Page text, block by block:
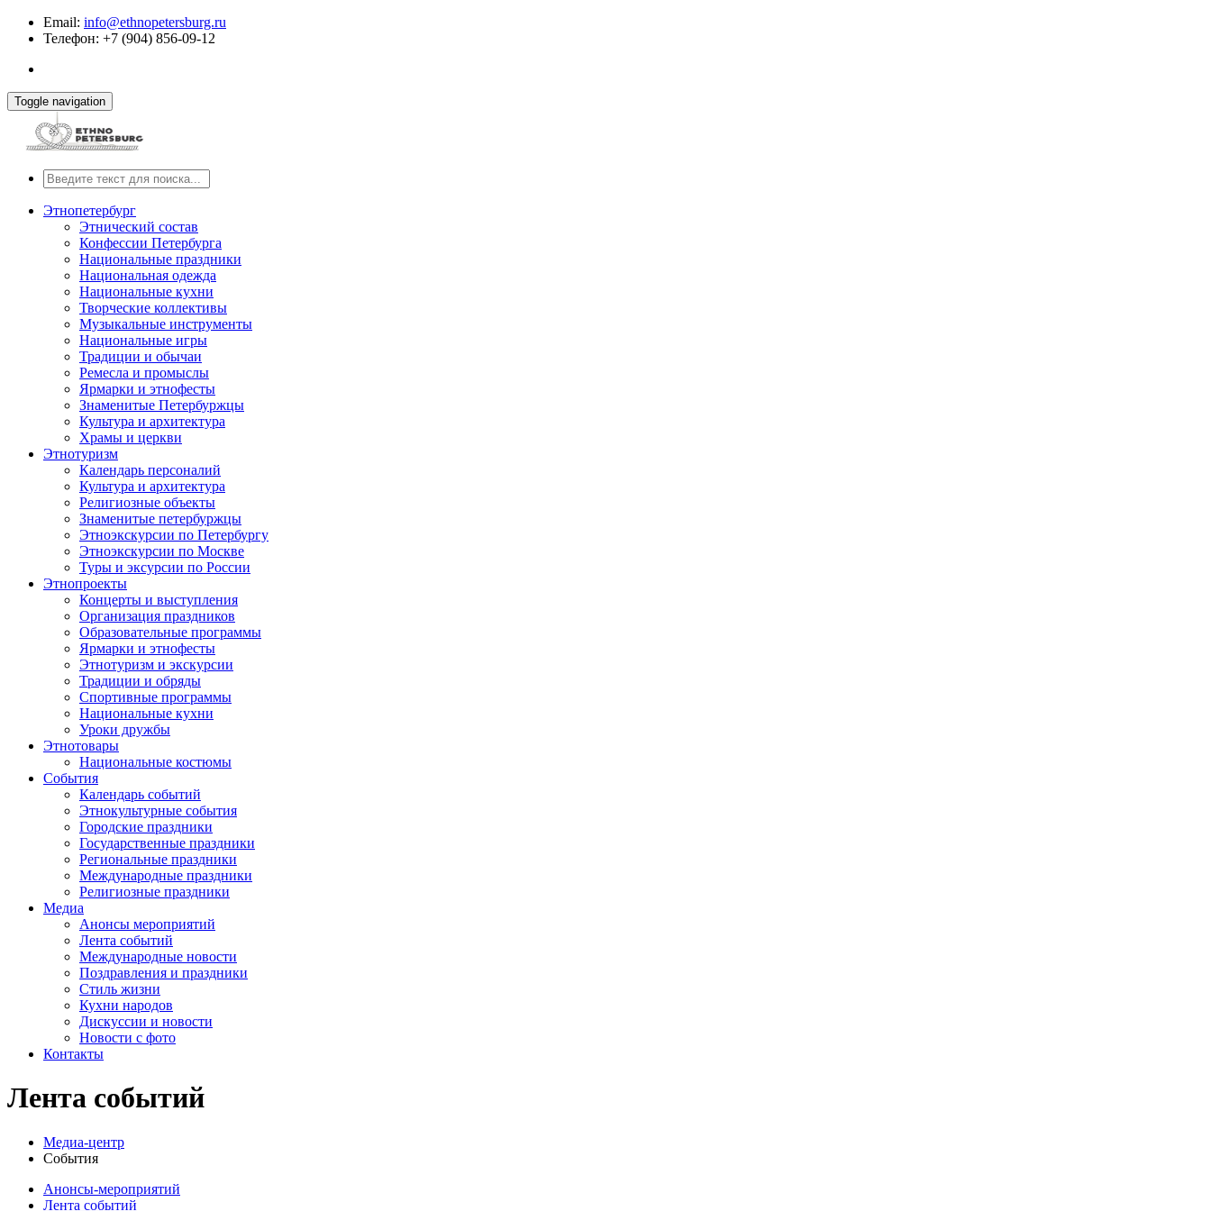
Email: info@ethnopetersburg.ru
Телефон: +7 (904) 856-09-12
Toggle navigation
Этнопетербург
Этнический состав
Конфессии Петербурга
Национальные праздники
Национальная одежда
Национальные кухни
Творческие коллективы
Музыкальные инструменты
Национальные игры
Традиции и обычаи
Ремесла и промыслы
Ярмарки и этнофесты
Знаменитые Петербуржцы
Культура и архитектура
Храмы и церкви
Этнотуризм
Календарь персоналий
Культура и архитектура
Религиозные объекты
Знаменитые петербуржцы
Этноэкскурсии по Петербургу
Этноэкскурсии по Москве
Туры и эксурсии по России
Этнопроекты
Концерты и выступления
Организация праздников
Образовательные программы
Ярмарки и этнофесты
Этнотуризм и экскурсии
Традиции и обряды
Спортивные программы
Национальные кухни
Уроки дружбы
Этнотовары
Национальные костюмы
События
Календарь событий
Этнокультурные события
Городские праздники
Государственные праздники
Региональные праздники
Международные праздники
Религиозные праздники
Медиа
Анонсы мероприятий
Лента событий
Международные новости
Поздравления и праздники
Cтиль жизни
Кухни народов
Дискуссии и новости
Новости с фото
Контакты
Лента событий
Медиа-центр
События
Анонсы-мероприятий
Лента событий